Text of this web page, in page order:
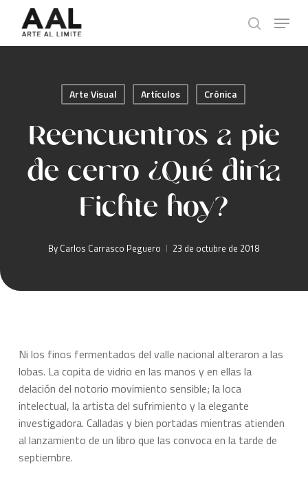
main
search
Menu
Arte Visual Artículos Crónica
Reencuentros a pie
de cerro ¿Qué diría
Fichte hoy?
By Carlos Carrasco Peguero 23 de octubre de 2018
Ni los finos fermentados del valle nacional alteraron a las
lobas. La copita de vidrio en las manos y en ellas la
delación del notorio movimiento sensible; la loca
intelectual, la artista del sufrimiento y la elegante
investigadora. Calladas y bien portadas mientras atienden
al lanzamiento de un libro que las convoca en la tarde de
septiembre.